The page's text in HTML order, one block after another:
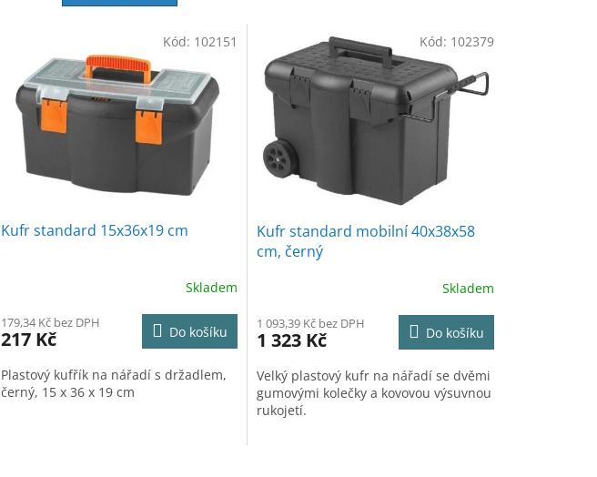
Kufr standard 15x36x19 cm
Skladem
179,34 Kč bez DPH
217 Kč Do košíku
Plastový kufřík na nářadí s držadlem,
černý, 15 x 36 x 19 cm
Kód: 102151
Kufr standard mobilní 40x38x58
cm, černý
Skladem
1 093,39 Kč bez DPH
1 323 Kč Do košíku
Velký plastový kufr na nářadí se dvěmi
gumovými kolečky a kovovou výsuvnou
rukojetí.
Kód: 102379